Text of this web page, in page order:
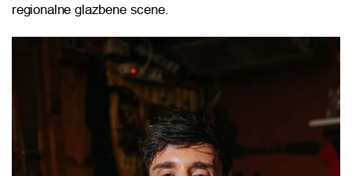
regionalne glazbene scene.